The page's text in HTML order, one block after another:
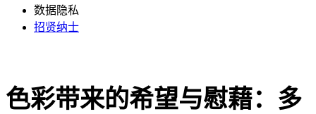
数据隐私
招贤纳士
色彩带来的希望与慰藉：多